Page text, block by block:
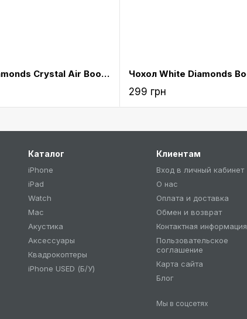
Чохол White Diamonds Crystal Air Booklet Pink for iPad mini 4 (6031TYT41)
299 грн
Каталог
iPhone
iPad
Watch
Mac
Акустика
Аксессуары
Квадрокоптеры
iPhone USED (Б/У)
Клиентам
Вход в личный кабинет
О нас
Оплата и доставка
Обмен и возврат
Контактная информация
Пользовательское
соглашение
Карта сайта
Блог
Мы в соцсетях